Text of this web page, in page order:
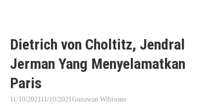
Dietrich von Choltitz, Jendral
Jerman Yang Menyelamatkan
Paris
11/10/202111/10/2021Gunawan Wibisono